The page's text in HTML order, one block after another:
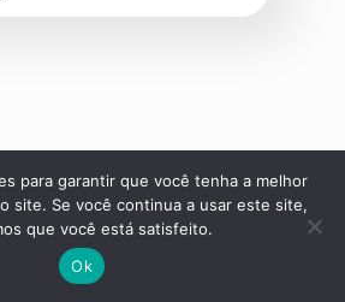
problemas
hoje pelo mundo só
para garantir que você tenha a melhor
site. Se você continua a usar este site,
que você está satisfeito.
Ok